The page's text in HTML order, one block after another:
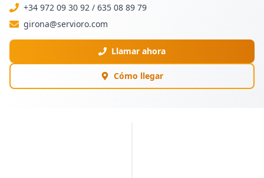
+34 972 09 30 92 / 635 08 89 79
girona@servioro.com
Llamar ahora
Cómo llegar